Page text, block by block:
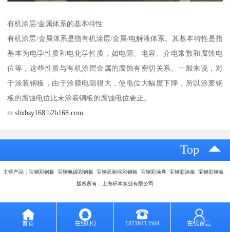
有机涂层/金属体系的基本特性
有机涂层/金属体系是指有机涂层/金属/电解液体系。其基本特性是指
基本为电学性质和电化学性质，如电阻、电容、介电常数和腐蚀电
位等，这些性质与有机涂层金属的腐蚀有密切关系。一般来说，对
于涂装钢板，由于涂膜电阻很大，使电位大幅度下降，所以涂麦钢
板的腐蚀电位比未涂装钢板的腐蚀电位要正。
m.shxbsy168.b2b168.com
Top
主营产品：宝钢彩钢板 宝钢氟碳彩钢板 宝钢高耐候彩钢板 宝钢彩涂卷 宝钢彩涂板 宝钢彩钢卷
版权所有：上海轩本实业有限公司
首页 在线QQ 18116413584 在线留言